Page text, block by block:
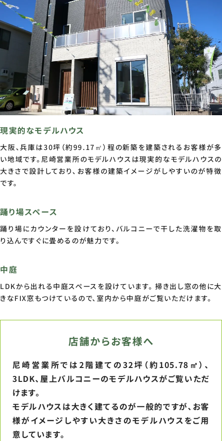
現実的なモデルハウス
大阪、兵庫は30坪（約99.17㎡）程の新築を建築されるお客様が多
い地域です。尼崎営業所のモデルハウスは現実的なモデルハウスの
大きさで設計しており、お客様の建築イメージがしやすいのが特徴
です。
踊り場スペース
踊り場にカウンターを設けており、バルコニーで干した洗濯物を取
り込んですぐに畳めるのが魅力です。
中庭
LDKから出れる中庭スペースを設けています。 掃き出し窓の他に大
きなFIX窓もつけているので、室内から中庭がご覧いただけます。
店舗からお客様へ
尼崎営業所では2階建ての32坪（約105.78㎡）、
3LDK、屋上バルコニーのモデルハウスがご覧いただ
けます。
モデルハウスは大きく建てるのが一般的ですが、お客
様がイメージしやすい大きさのモデルハウスをご用
意しています。